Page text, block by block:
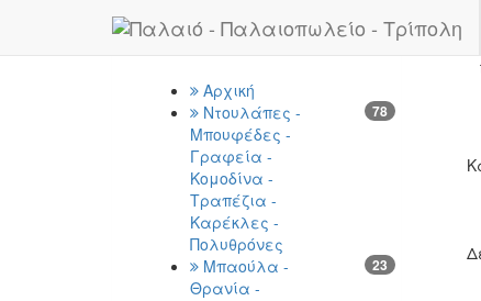
Previous
Κατηγορίες
Αρχική
Ντουλάπες -
Μπουφέδες -
Γραφεία -
Κομοδίνα -
Τραπέζια -
Καρέκλες -
Πολυθρόνες
78
Μπαούλα -
Θρανία -
23